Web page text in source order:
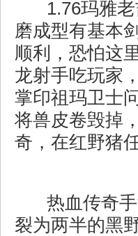
1.76玛雅
磨成型有基本
顺利，恐怕这
龙射手吃玩家
掌印祖玛卫士
将兽皮卷毁掉
奇，在红野猪
热血传奇
裂为两半的黑